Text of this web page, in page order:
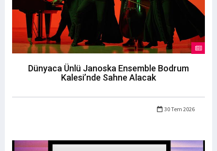
Dünyaca Ünlü Janoska Ensemble Bodrum
Kalesi’nde Sahne Alacak
30 Tem 2026